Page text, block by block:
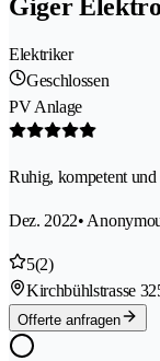
Giger
Elektriker
Geschlossen
PV Anlage
Ruhig, kompetent
Dez. 2022•
5(2)
Kirchbühlstrasse 32
Offerte anfragen